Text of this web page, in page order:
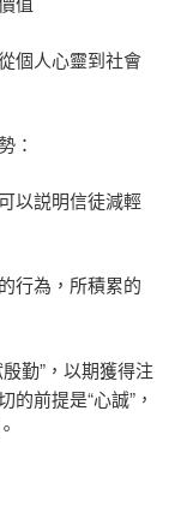
個人心靈到社會
：
以説明信徒減輕
行為，所積累的
勤”，以期獲得注
前提是“心誠”，